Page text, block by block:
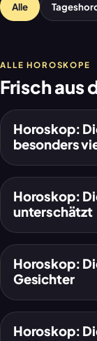
Alle
ALLE HOROSKOPE
Frisch aus
Horoskop:
besonders
Horoskop:
unterschätzt
Horoskop:
Gesichter
Horoskop: